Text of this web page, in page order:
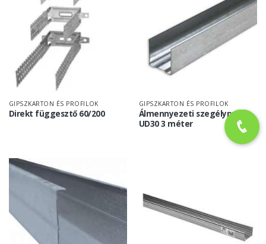
GIPSZKARTON ÉS PROFILOK
Direkt függesztő 60/200
GIPSZKARTON ÉS PROFILOK
Álmennyezeti szegélyprofil:
UD30 3 méter